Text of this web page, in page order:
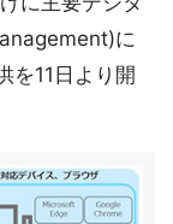
に
を11日より開